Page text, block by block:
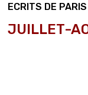
ECRITS DE PARIS
JUILLET-